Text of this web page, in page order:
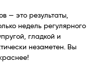
— это результаты,
недель регулярного
гладкой и
незаметен. Вы